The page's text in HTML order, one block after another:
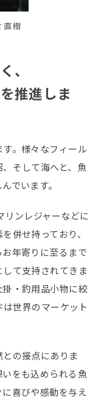
樹
、
推進しま
。様々なフィール
そして海へと、魚
でいます。
ンレジャーなどに
併せ持っており、
年寄りに至るまで
て支持されてきま
・釣用品小物に絞
世界のマーケット
の接点にありま
をも込められる魚
喜びや感動を与え